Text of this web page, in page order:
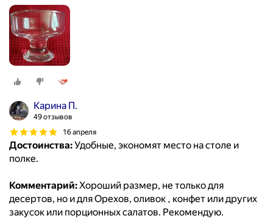
Карина П.
49 отзывов
16 апреля
Достоинства:Удобные, экономят место на столе и
полке.
Комментарий:Хороший размер, не только для
десертов, но и для Орехов, оливок , конфет или других
закусок или порционных салатов. Рекомендую.